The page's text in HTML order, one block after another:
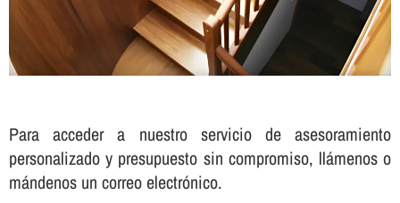
Para acceder a nuestro servicio de asesoramiento
personalizado y presupuesto sin compromiso, llámenos o
mándenos un correo electrónico.